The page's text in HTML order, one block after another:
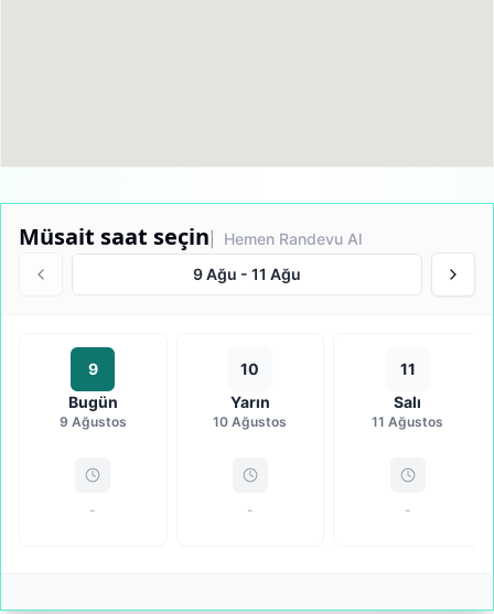
Müsait saat seçin | Hemen Randevu Al
9 Ağu - 11 Ağu
9
Bugün
9 Ağustos
-
10
Yarın
10 Ağustos
-
11
Salı
11 Ağustos
-